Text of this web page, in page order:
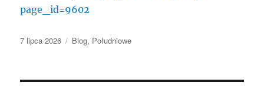
page_id=9602
Data
7 lipca 2026 Kategorie
Blog, Południowe